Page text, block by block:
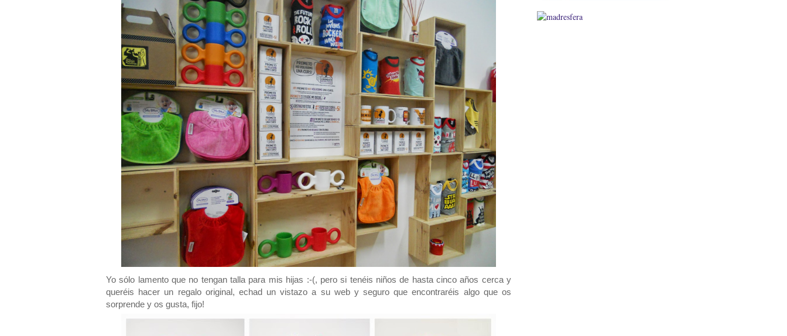
Yo sólo lamento que no tengan talla para mis hijas :-(, pero si tenéis niños de hasta cinco años cerca y
queréis hacer un regalo original, echad un vistazo a su web y seguro que encontraréis algo que os
sorprende y os gusta, fijo!